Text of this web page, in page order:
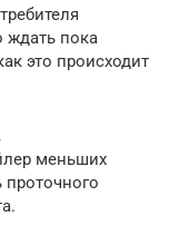
ждать пока
это происходит
меньших